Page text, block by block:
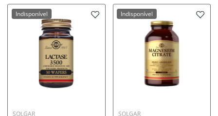
Indisponível
SOLGAR
Indisponível
SOLGAR